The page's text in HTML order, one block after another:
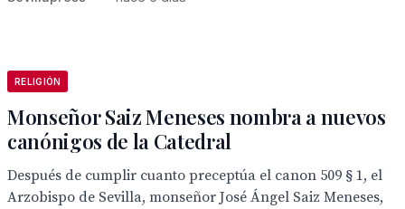
RELIGIÓN
Monseñor Saiz Meneses nombra a nuevos
canónigos de la Catedral
Después de cumplir cuanto preceptúa el canon 509 § 1, el
Arzobispo de Sevilla, monseñor José Ángel Saiz Meneses,